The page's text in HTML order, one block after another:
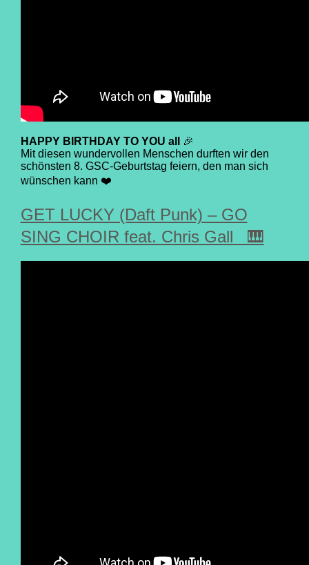
HAPPY BIRTHDAY TO YOU all
🎉
Mit diesen wundervollen Menschen durften wir den
schönsten 8. GSC-Geburtstag feiern, den man sich
wünschen kann ❤️
GET LUCKY (Daft Punk) – GO
SING CHOIR feat. Chris Gall 🎹